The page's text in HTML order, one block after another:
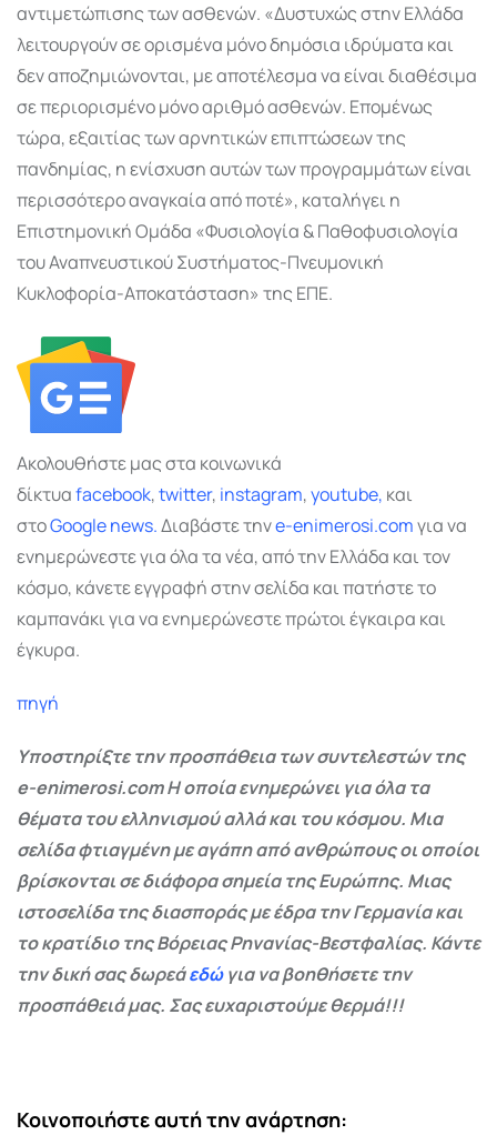
αντιμετώπισης των ασθενών. «Δυστυχώς στην Ελλάδα
λειτουργούν σε ορισμένα μόνο δημόσια ιδρύματα και
δεν αποζημιώνονται, με αποτέλεσμα να είναι διαθέσιμα
σε περιορισμένο μόνο αριθμό ασθενών. Επομένως
τώρα, εξαιτίας των αρνητικών επιπτώσεων της
πανδημίας, η ενίσχυση αυτών των προγραμμάτων είναι
περισσότερο αναγκαία από ποτέ», καταλήγει η
Επιστημονική Ομάδα «Φυσιολογία & Παθοφυσιολογία
του Αναπνευστικού Συστήματος-Πνευμονική
Κυκλοφορία-Αποκατάσταση» της ΕΠΕ.
Ακολουθήστε μας στα κοινωνικά
δίκτυαfacebook,twitter, instagram,youtube, και
στοGooglenews.Διαβάστε τηνe-enimerosi.comγια να
ενημερώνεστε για όλα τα νέα, από την Ελλάδα και τον
κόσμο, κάνετε εγγραφή στην σελίδα και πατήστε το
καμπανάκι για να ενημερώνεστε πρώτοι έγκαιρα και
έγκυρα.
πηγή
Υποστηρίξτε την προσπάθεια των συντελεστών της
e-enimerosi.com Η οποία ενημερώνει για όλα τα
θέματα του ελληνισμού αλλά και του κόσμου. Μια
σελίδα φτιαγμένη με αγάπη από ανθρώπους οι οποίοι
βρίσκονται σε διάφορα σημεία της Ευρώπης. Μιας
ιστοσελίδα της διασποράς με έδρα την Γερμανία και
το κρατίδιο της Βόρειας Ρηνανίας-Βεστφαλίας. Κάντε
την δική σας δωρεάεδώγια να βοηθήσετε την
προσπάθειά μας. Σας ευχαριστούμε θερμά!!!
Κοινοποιήστε αυτή την ανάρτηση: